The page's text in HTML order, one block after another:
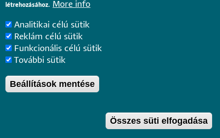
Ösztöndíjjal is elérhető a Nemzetközi állatvédelmi szakjogász
képzés a PTE ÁJK-n
létrehozásához. More info
Analitikai célú sütik
Reklám célú sütik
Funkcionális célú sütik
További sütik
Beállítások mentése
Összes süti elfogadása